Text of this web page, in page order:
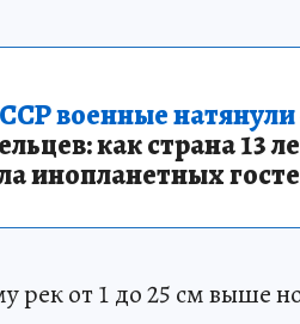
военные натянули
как страна 13
инопланетных
рек от 1 до 25 см выше